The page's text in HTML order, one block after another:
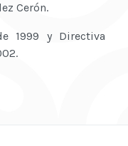
Cerón.
1999 y Directiva